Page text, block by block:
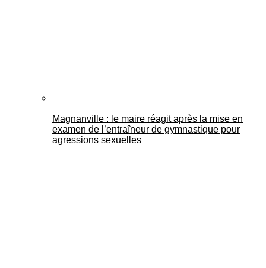
Magnanville : le maire réagit après la mise en
examen de l’entraîneur de gymnastique pour
agressions sexuelles